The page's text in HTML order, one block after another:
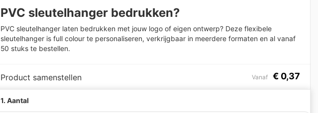
PVC sleutelhanger bedrukken?
PVC sleutelhanger laten bedrukken met jouw logo of eigen ontwerp? Deze flexibele
sleutelhanger is full colour te personaliseren, verkrijgbaar in meerdere formaten en al vanaf
50 stuks te bestellen.
Product samenstellen Vanaf € 0,37
1. Aantal